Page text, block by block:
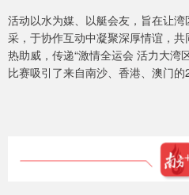
活动以水为媒、以艇会友，旨在让
采，于协作互动中凝聚深厚情谊，
热助威，传递“激情全运会 活力大湾
比赛吸引了来自南沙、香港、澳门的